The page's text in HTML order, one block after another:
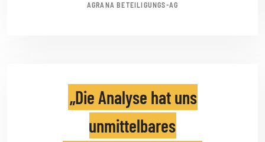
AGRANA BETEILIGUNGS-AG
Die Analyse hat uns
unmittelbares